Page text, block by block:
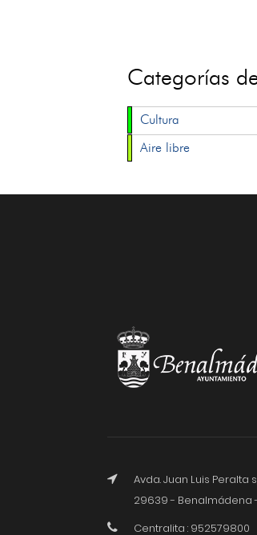
Categorías
Cultura
Aire libre
Avda. Juan Luis Peralta
29639 - Benalmádena
Centralita : 952579800